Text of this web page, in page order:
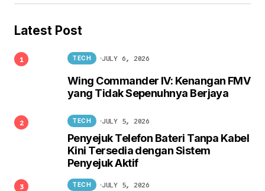
Latest Post
Wing Commander IV: Kenangan FMV
yang Tidak Sepenuhnya Berjaya
TECH JULY 6, 2026
Penyejuk Telefon Bateri Tanpa Kabel
Kini Tersedia dengan Sistem
Penyejuk Aktif
TECH JULY 5, 2026
TECH JULY 5, 2026